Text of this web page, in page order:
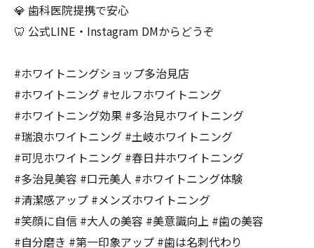
💎 歯科医院提携で安心
🦷 公式LINE・Instagram DMからどうぞ
#ホワイトニングショップ多治見店
#ホワイトニング #セルフホワイトニング
#ホワイトニング効果 #多治見ホワイトニング
#瑞浪ホワイトニング #土岐ホワイトニング
#可児ホワイトニング #春日井ホワイトニング
#多治見美容 #口元美人 #ホワイトニング体験
#清潔感アップ #メンズホワイトニング
#笑顔に自信 #大人の美容 #美意識向上 #歯の美容
#自分磨き #第一印象アップ #歯は名刺代わり